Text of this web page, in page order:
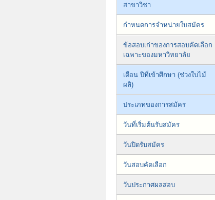
สาขาวิชา
กำหนดการจำหน่ายใบสมัคร
ข้อสอบเก่าของการสอบคัดเลือก
เฉพาะของมหาวิทยาลัย
เดือน ปีที่เข้าศึกษา (ช่วงใบไม้
ผลิ)
ประเภทของการสมัคร
วันที่เริ่มต้นรับสมัคร
วันปิดรับสมัคร
วันสอบคัดเลือก
วันประกาศผลสอบ